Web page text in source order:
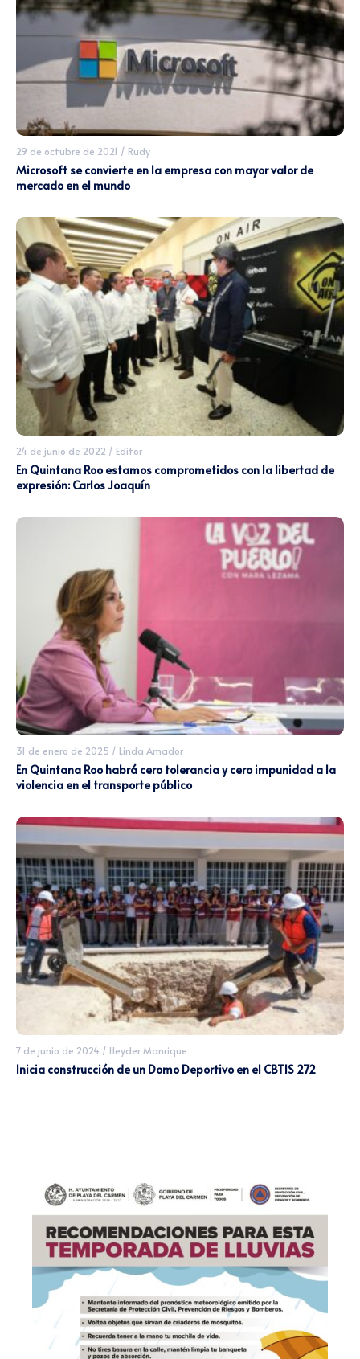
29 de octubre de 2021 / Rudy
Microsoft se convierte en la empresa con mayor valor de
mercado en el mundo
24 de junio de 2022 / Editor
En Quintana Roo estamos comprometidos con la libertad de
expresión: Carlos Joaquín
31 de enero de 2025 / Linda Amador
En Quintana Roo habrá cero tolerancia y cero impunidad a la
violencia en el transporte público
7 de junio de 2024 / Heyder Manrique
Inicia construcción de un Domo Deportivo en el CBTIS 272